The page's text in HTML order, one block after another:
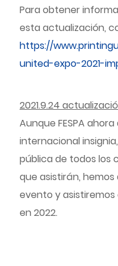
Para obtener
esta actualización,
https://
united-expo-2021-
2021.9.24
Aunque FESPA
internacional
pública de todos los
que asistirán,
evento y asistiremos
en 2022.